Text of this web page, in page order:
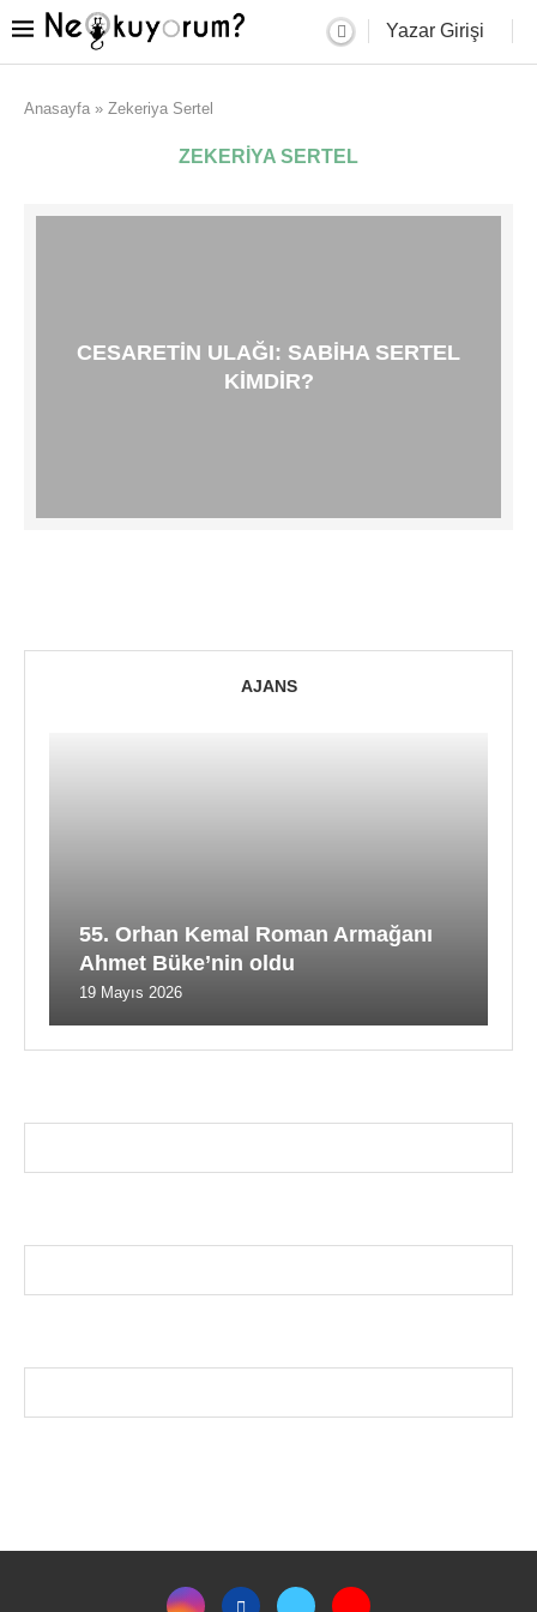
Yazar Girişi
Anasayfa » Zekeriya Sertel
ZEKERIYA SERTEL
CESARETIN ULAĞI: SABIHA SERTEL
KIMDIR?
AJANS
55. Orhan Kemal Roman Armağanı
Ahmet Büke’nin oldu
19 Mayıs 2026